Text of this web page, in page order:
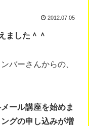
2012.07.05
ました＾＾
バーさんからの、
ール講座を始めま
グの申し込みが増